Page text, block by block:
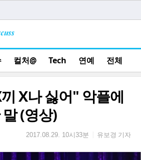
컬처@ Tech 연예 전체
X나 싫어" 악플에
(영상)
2017.08.29. 10시33분 유보경 기자